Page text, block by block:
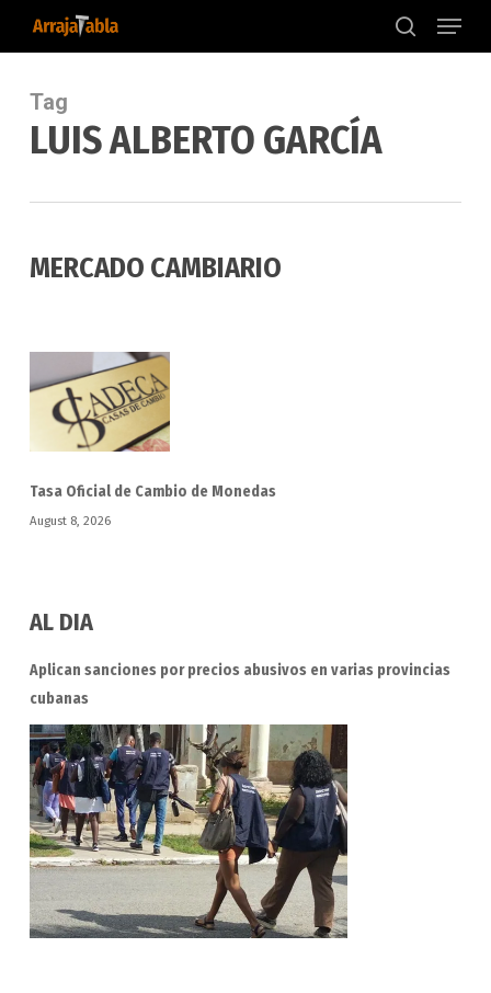
content
search
Menu
Tag
LUIS ALBERTO GARCÍA
MERCADO CAMBIARIO
Tasa Oficial de Cambio de Monedas
August 8, 2026
AL DIA
Aplican sanciones por precios abusivos en varias provincias
cubanas